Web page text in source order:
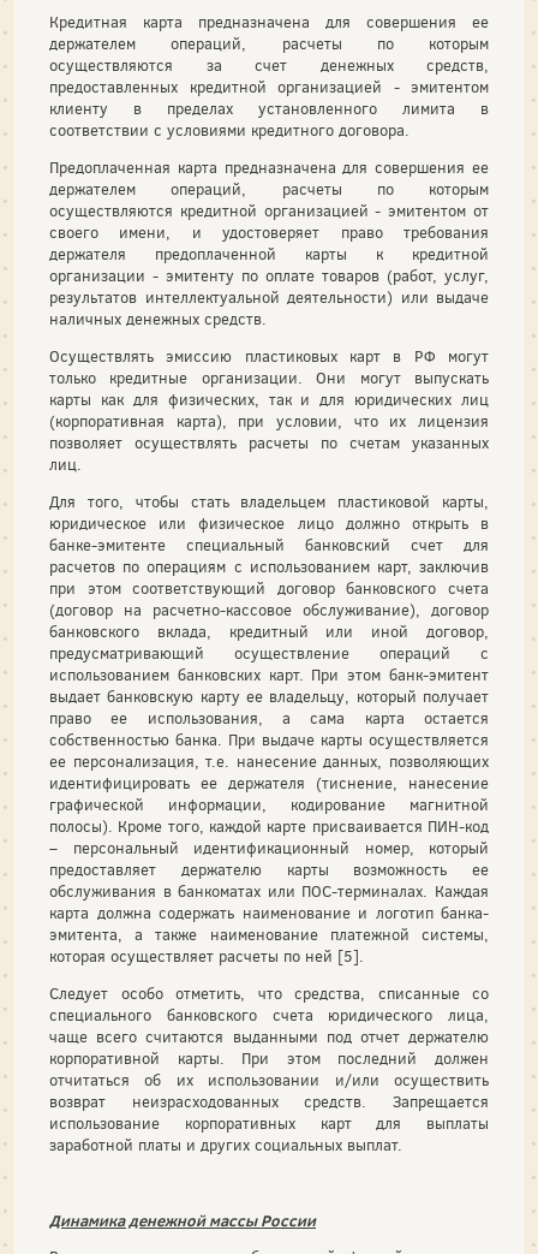
Кредитная карта предназначена для совершения ее
держателем операций, расчеты по которым
осуществляются за счет денежных средств,
предоставленных кредитной организацией - эмитентом
клиенту в пределах установленного лимита в
соответствии с условиями кредитного договора.
Предоплаченная карта предназначена для совершения ее
держателем операций, расчеты по которым
осуществляются кредитной организацией - эмитентом от
своего имени, и удостоверяет право требования
держателя предоплаченной карты к кредитной
организации - эмитенту по оплате товаров (работ, услуг,
результатов интеллектуальной деятельности) или выдаче
наличных денежных средств.
Осуществлять эмиссию пластиковых карт в РФ могут
только кредитные организации. Они могут выпускать
карты как для физических, так и для юридических лиц
(корпоративная карта), при условии, что их лицензия
позволяет осуществлять расчеты по счетам указанных
лиц.
Для того, чтобы стать владельцем пластиковой карты,
юридическое или физическое лицо должно открыть в
банке-эмитенте специальный банковский счет для
расчетов по операциям с использованием карт, заключив
при этом соответствующий договор банковского счета
(договор на расчетно-кассовое обслуживание), договор
банковского вклада, кредитный или иной договор,
предусматривающий осуществление операций с
использованием банковских карт. При этом банк-эмитент
выдает банковскую карту ее владельцу, который получает
право ее использования, а сама карта остается
собственностью банка. При выдаче карты осуществляется
ее персонализация, т.е. нанесение данных, позволяющих
идентифицировать ее держателя (тиснение, нанесение
графической информации, кодирование магнитной
полосы). Кроме того, каждой карте присваивается ПИН-код
– персональный идентификационный номер, который
предоставляет держателю карты возможность ее
обслуживания в банкоматах или ПОС-терминалах. Каждая
карта должна содержать наименование и логотип банка-
эмитента, а также наименование платежной системы,
которая осуществляет расчеты по ней [5].
Следует особо отметить, что средства, списанные со
специального банковского счета юридического лица,
чаще всего считаются выданными под отчет держателю
корпоративной карты. При этом последний должен
отчитаться об их использовании и/или осуществить
возврат неизрасходованных средств. Запрещается
использование корпоративных карт для выплаты
заработной платы и других социальных выплат.
Динамика денежной массы России